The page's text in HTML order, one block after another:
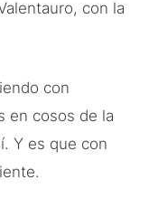
con la
con
en cosos de la
Y es que con